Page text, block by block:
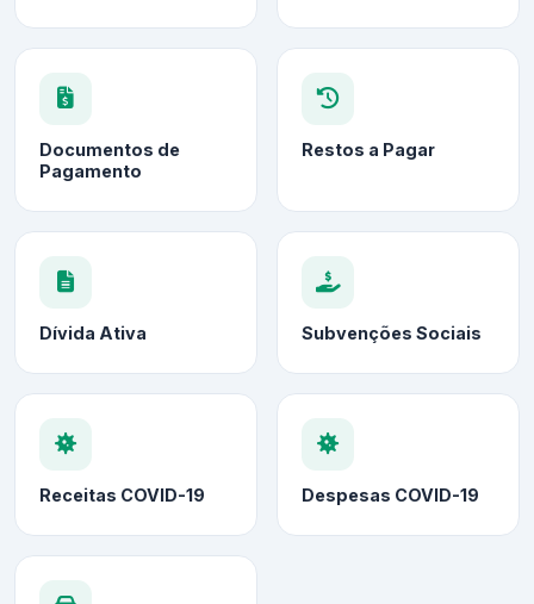
Documentos de
Pagamento
Restos a Pagar
Dívida Ativa Subvenções Sociais
Receitas COVID-19 Despesas COVID-19